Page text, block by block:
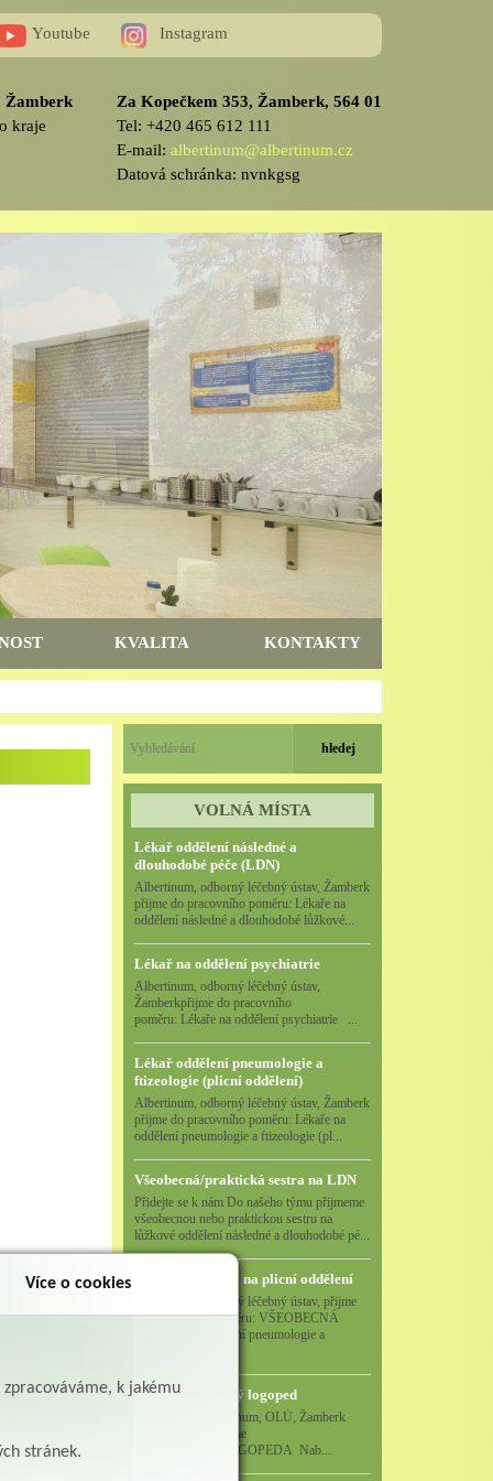
Youtube Instagram
Za Kopečkem 353, Žamberk, 564 01
Tel: +420 465 612 111
E-mail:albertinum@albertinum.cz
Datová schránka: nvnkgsg
Žamberk
kraje
KVALITA KONTAKTY
VOLNÁ MÍSTA
Lékař oddělení následné a
dlouhodobé péče (LDN)
Albertinum, odborný léčebný ústav, Žamberk
přijme do pracovního poměru: Lékaře na
oddělení následné a dlouhodobé lůžkové...
Lékař na oddělení psychiatrie
Albertinum, odborný léčebný ústav,
Žamberkpřijme do pracovního
poměru: Lékaře na oddělení psychiatrie ...
Lékař oddělení pneumologie a
ftizeologie (plicní oddělení)
Albertinum, odborný léčebný ústav, Žamberk
přijme do pracovního poměru: Lékaře na
oddělení pneumologie a ftizeologie (pl...
Všeobecná/praktická sestra na LDN
Přidejte se k nám Do našeho týmu přijmeme
všeobecnou nebo praktickou sestru na
lůžkové oddělení následné a dlouhodobé pé...
Všeobecná sestra na plicní oddělení
Albertinum, odborný léčebný ústav, přijme
do pracovního poměru: VŠEOBECNÁ
SESTRA na oddělení pneumologie a
Logoped/klinický logoped
Albertinum, OLÚ, Žamberk
přijme
KLINICKÉHO LOGOPEDA Nab...
Více o cookies
k jakému
stránek.